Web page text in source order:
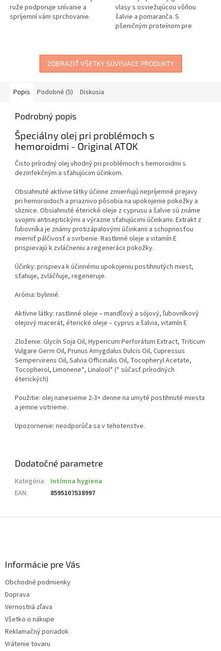
ruže podporuje snívanie a
spríjemní vám sprchovanie.
vlasy s osviežujúcou vôňou
šalvie a pomaranča. S
pšeničným proteínom pre
ZOBRAZIŤ VŠETKY SÚVISIACE PRODUKTY
Popis Podobné (5) Diskusia
Podrobný popis
Špeciálny olej pri problémoch s
hemoroidmi - Original ATOK
Čisto prírodný olej vhodný pri problémoch s hemoroidmi s
dezinfekčným a sťahujúcim účinkom.
Obsiahnuté aktívne látky účinne zmierňujú nepríjemné prejavy
pri hemoroidoch a priaznivo pôsobia na upokojenie pokožky a
sliznice. Obsiahnuté éterické oleje z cyprusu a šalvie sú známe
svojimi antiseptickými a výrazne sťahujúcimi účinkami. Extrakt z
ľubovníka je známy protizápalovými účinkami a schopnosťou
mierniť pálčivosť a svrbenie. Rastlinné oleje a vitamín E
prispievajú k zvláčneniu a regenerácii pokožky.
Účinky: prispieva k účinnému upokojeniu postihnutých miest,
sťahuje, zvláčňuje, regeneruje.
Aróma: bylinné.
Aktívne látky: rastlinné oleje – mandľový a sójový, ľubovníkový
olejový macerát, éterické oleje – cyprus a šalvia, vitamín E
Zloženie: Glycín Soja Oil, Hypericum Perforátum Extract, Triticum
Vulgare Germ Oil, Prunus Amygdalus Dulcis Oil, Cupressus
Sempervirens Oil, Salvia Officinalis Oil, Tocopheryl Acetate,
Tocopherol, Limonene*, Linalool* (* súčasť prírodných
éterických)
Použitie: olej nanesieme 2-3× denne na umyté postihnuté miesta
a jemne votrieme.
Upozornenie: neodporúča sa v tehotenstve.
Dodatočné parametre
Kategória: Intímna hygiena
EAN: 8595107538997
Informácie pre Vás
Obchodné podmienky
Doprava
Vernostná zľava
Všetko o nákupe
Reklamačný poriadok
Vrátenie tovaru